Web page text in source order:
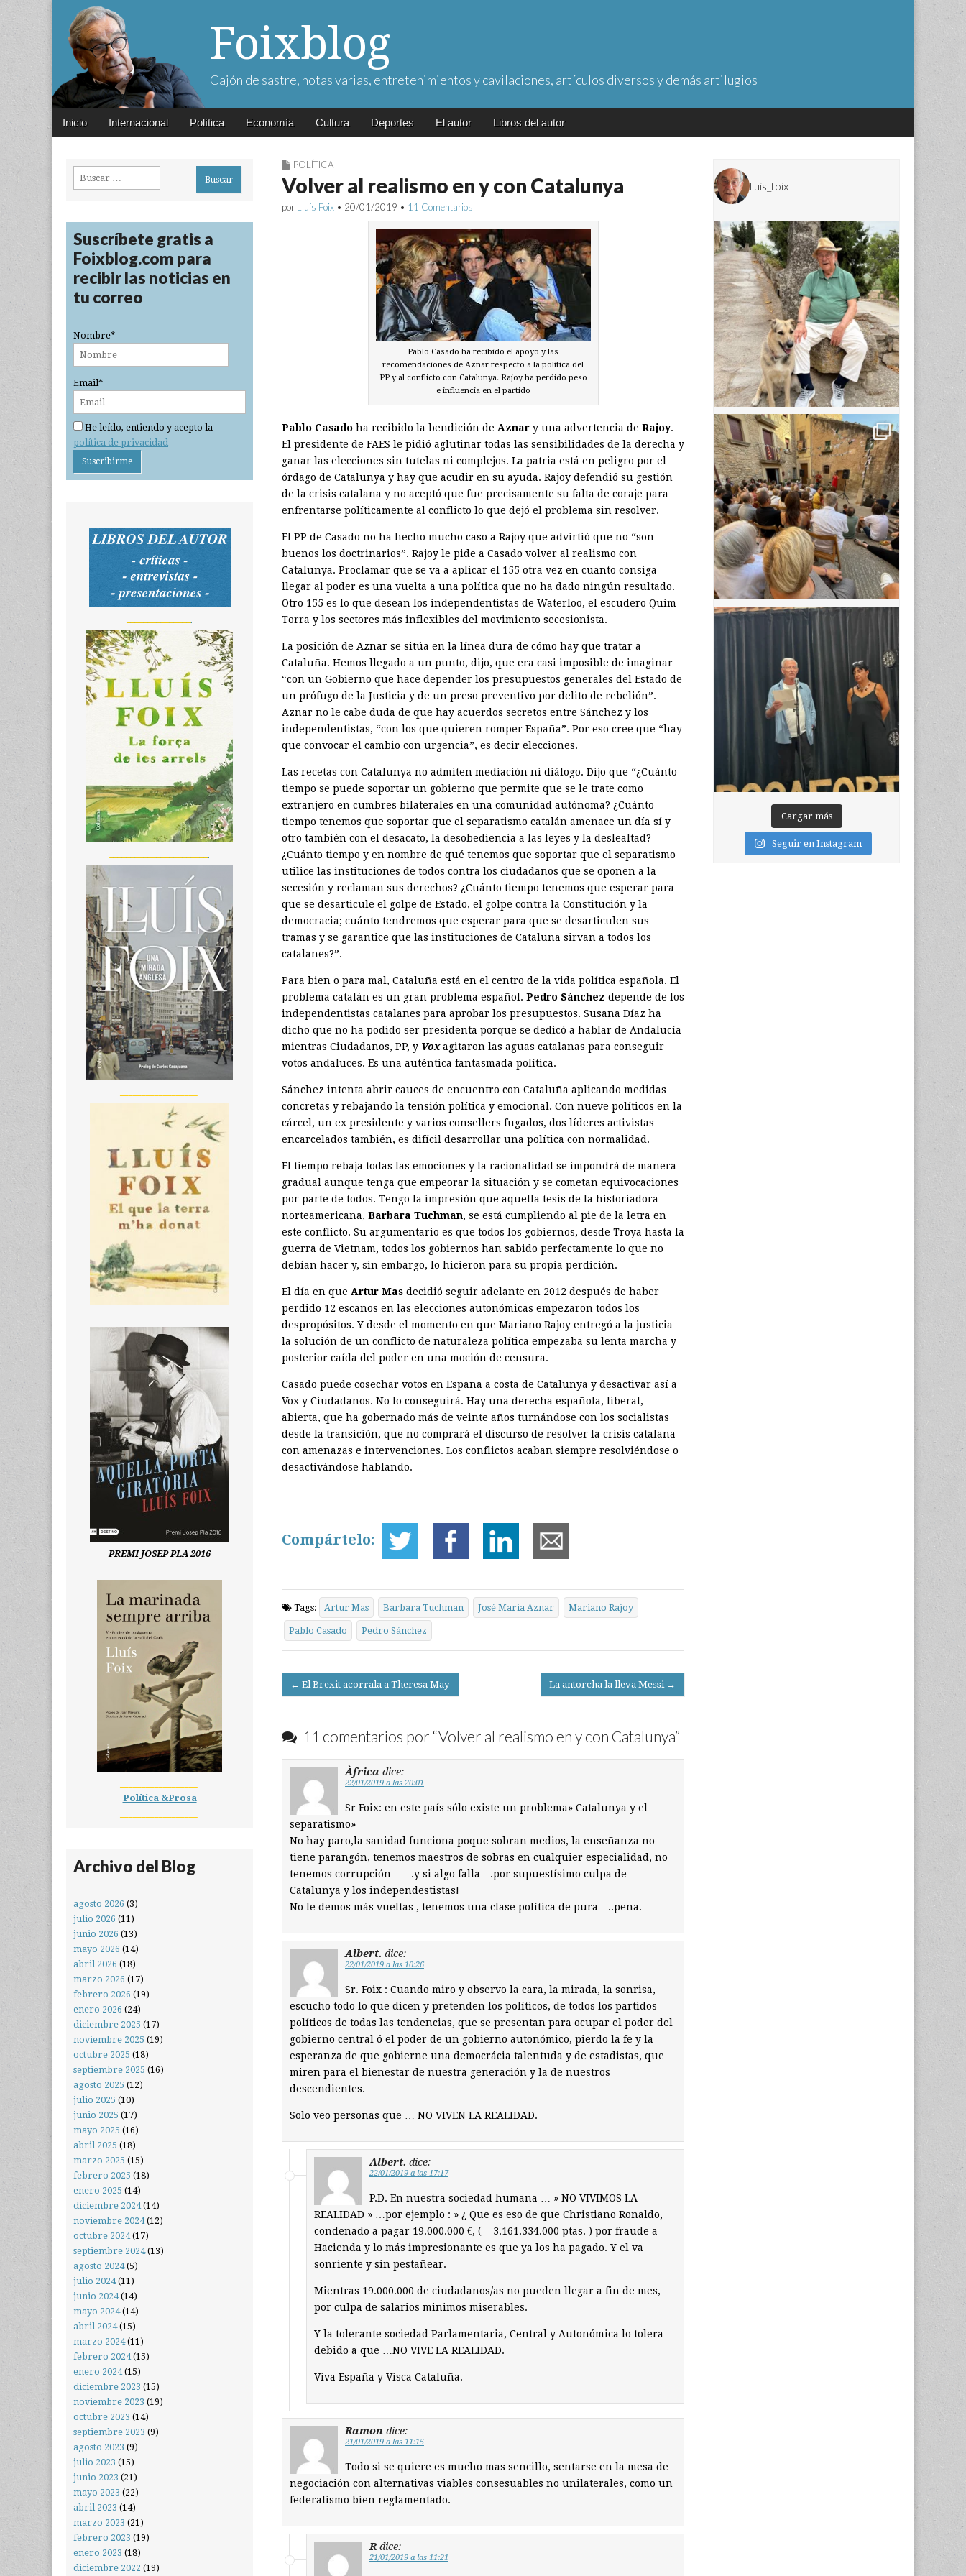
Foixblog
Cajón de sastre, notas varias, entretenimientos y cavilaciones, artículos diversos y demás artilugios
Main
Skip
Inicio Internacional Política Economía Cultura Deportes El autor Libros del autor
POLÍTICA
Volver al realismo en y con Catalunya
por Lluís Foix • 20/01/2019 • 11 Comentarios
Pablo Casado ha recibido el apoyo y las
recomendaciones de Aznar respecto a la política del
PP y al conflicto con Catalunya. Rajoy ha perdido peso
e influencia en el partido
Pablo Casado ha recibido la bendición de Aznar y una advertencia de Rajoy.
El presidente de FAES le pidió aglutinar todas las sensibilidades de la derecha y
ganar las elecciones sin tutelas ni complejos. La patria está en peligro por el
órdago de Catalunya y hay que acudir en su ayuda. Rajoy defendió su gestión
de la crisis catalana y no aceptó que fue precisamente su falta de coraje para
enfrentarse políticamente al conflicto lo que dejó el problema sin resolver.
El PP de Casado no ha hecho mucho caso a Rajoy que advirtió que no “son
buenos los doctrinarios”. Rajoy le pide a Casado volver al realismo con
Catalunya. Proclamar que se va a aplicar el 155 otra vez en cuanto consiga
llegar al poder es una vuelta a una política que no ha dado ningún resultado.
Otro 155 es lo que desean los independentistas de Waterloo, el escudero Quim
Torra y los sectores más inflexibles del movimiento secesionista.
La posición de Aznar se sitúa en la línea dura de cómo hay que tratar a
Cataluña. Hemos llegado a un punto, dijo, que era casi imposible de imaginar
“con un Gobierno que hace depender los presupuestos generales del Estado de
un prófugo de la Justicia y de un preso preventivo por delito de rebelión”.
Aznar no le cabe duda de que hay acuerdos secretos entre Sánchez y los
independentistas, “con los que quieren romper España”. Por eso cree que “hay
que convocar el cambio con urgencia”, es decir elecciones.
Las recetas con Catalunya no admiten mediación ni diálogo. Dijo que “¿Cuánto
tiempo se puede soportar un gobierno que permite que se le trate como
extranjero en cumbres bilaterales en una comunidad autónoma? ¿Cuánto
tiempo tenemos que soportar que el separatismo catalán amenace un día sí y
otro también con el desacato, la desobediencia a las leyes y la deslealtad?
¿Cuánto tiempo y en nombre de qué tenemos que soportar que el separatismo
utilice las instituciones de todos contra los ciudadanos que se oponen a la
secesión y reclaman sus derechos? ¿Cuánto tiempo tenemos que esperar para
que se desarticule el golpe de Estado, el golpe contra la Constitución y la
democracia; cuánto tendremos que esperar para que se desarticulen sus
tramas y se garantice que las instituciones de Cataluña sirvan a todos los
catalanes?”.
Para bien o para mal, Cataluña está en el centro de la vida política española. El
problema catalán es un gran problema español. Pedro Sánchez depende de los
independentistas catalanes para aprobar los presupuestos. Susana Díaz ha
dicho que no ha podido ser presidenta porque se dedicó a hablar de Andalucía
mientras Ciudadanos, PP, y Voxagitaron las aguas catalanas para conseguir
votos andaluces. Es una auténtica fantasmada política.
Sánchez intenta abrir cauces de encuentro con Cataluña aplicando medidas
concretas y rebajando la tensión política y emocional. Con nueve políticos en la
cárcel, un ex presidente y varios consellers fugados, dos líderes activistas
encarcelados también, es difícil desarrollar una política con normalidad.
El tiempo rebaja todas las emociones y la racionalidad se impondrá de manera
gradual aunque tenga que empeorar la situación y se cometan equivocaciones
por parte de todos. Tengo la impresión que aquella tesis de la historiadora
norteamericana, Barbara Tuchman, se está cumpliendo al pie de la letra en
este conflicto. Su argumentario es que todos los gobiernos, desde Troya hasta la
guerra de Vietnam, todos los gobiernos han sabido perfectamente lo que no
debían hacer y, sin embargo, lo hicieron para su propia perdición.
El día en que Artur Mas decidió seguir adelante en 2012 después de haber
perdido 12 escaños en las elecciones autonómicas empezaron todos los
despropósitos. Y desde el momento en que Mariano Rajoy entregó a la justicia
la solución de un conflicto de naturaleza política empezaba su lenta marcha y
posterior caída del poder en una moción de censura.
Casado puede cosechar votos en España a costa de Catalunya y desactivar así a
Vox y Ciudadanos. No lo conseguirá. Hay una derecha española, liberal,
abierta, que ha gobernado más de veinte años turnándose con los socialistas
desde la transición, que no comprará el discurso de resolver la crisis catalana
con amenazas e intervenciones. Los conflictos acaban siempre resolviéndose o
desactivándose hablando.
Compártelo:
Tags: Artur Mas Barbara Tuchman José Maria Aznar Mariano Rajoy
Pablo Casado Pedro Sánchez
Post
navigation
← El Brexit acorrala a Theresa May La antorcha la lleva Messi →
11 comentarios por “Volver al realismo en y con Catalunya”
Àfrica dice:
22/01/2019 a las 20:01
Sr Foix: en este país sólo existe un problema» Catalunya y el
separatismo»
No hay paro,la sanidad funciona poque sobran medios, la enseñanza no
tiene parangón, tenemos maestros de sobras en cualquier especialidad, no
tenemos corrupción…….y si algo falla….por supuestísimo culpa de
Catalunya y los independestistas!
No le demos más vueltas , tenemos una clase política de pura…..pena.
Albert. dice:
22/01/2019 a las 10:26
Sr. Foix : Cuando miro y observo la cara, la mirada, la sonrisa,
escucho todo lo que dicen y pretenden los políticos, de todos los partidos
políticos de todas las tendencias, que se presentan para ocupar el poder del
gobierno central ó el poder de un gobierno autonómico, pierdo la fe y la
esperanza de que gobierne una democrácia talentuda y de estadistas, que
miren para el bienestar de nuestra generación y la de nuestros
descendientes.
Solo veo personas que … NO VIVEN LA REALIDAD.
Albert. dice:
22/01/2019 a las 17:17
P.D. En nuestra sociedad humana … » NO VIVIMOS LA
REALIDAD » …por ejemplo : » ¿ Que es eso de que Christiano Ronaldo,
condenado a pagar 19.000.000 €, ( = 3.161.334.000 ptas. ) por fraude a
Hacienda y lo más impresionante es que ya los ha pagado. Y el va
sonriente y sin pestañear.
Mientras 19.000.000 de ciudadanos/as no pueden llegar a fin de mes,
por culpa de salarios minimos miserables.
Y la tolerante sociedad Parlamentaria, Central y Autonómica lo tolera
debido a que …NO VIVE LA REALIDAD.
Viva España y Visca Cataluña.
Ramon dice:
21/01/2019 a las 11:15
Todo si se quiere es mucho mas sencillo, sentarse en la mesa de
negociación con alternativas viables consesuables no unilaterales, como un
federalismo bien reglamentado.
R dice:
21/01/2019 a las 11:21
Buscar:
Suscríbete gratis a
Foixblog.com para
recibir las noticias en
tu correo
Nombre*
Email*
He leído, entiendo y acepto la
política de privacidad
PREMI JOSEP PLA 2016
Política &Prosa
Archivo del Blog
agosto 2026 (3)
julio 2026 (11)
junio 2026 (13)
mayo 2026 (14)
abril 2026 (18)
marzo 2026 (17)
febrero 2026 (19)
enero 2026 (24)
diciembre 2025 (17)
noviembre 2025 (19)
octubre 2025 (18)
septiembre 2025 (16)
agosto 2025 (12)
julio 2025 (10)
junio 2025 (17)
mayo 2025 (16)
abril 2025 (18)
marzo 2025 (15)
febrero 2025 (18)
enero 2025 (14)
diciembre 2024(14)
noviembre 2024(12)
octubre 2024(17)
septiembre 2024(13)
agosto 2024(5)
julio 2024(11)
junio 2024(14)
mayo 2024(14)
abril 2024(15)
marzo 2024(11)
febrero 2024(15)
enero 2024(15)
diciembre 2023 (15)
noviembre 2023 (19)
octubre 2023 (14)
septiembre 2023 (9)
agosto 2023 (9)
julio 2023 (15)
junio 2023 (21)
mayo 2023 (22)
abril 2023 (14)
marzo 2023 (21)
febrero 2023 (19)
enero 2023 (18)
diciembre 2022 (19)
lluis_foix
Cargar más
Seguir en Instagram